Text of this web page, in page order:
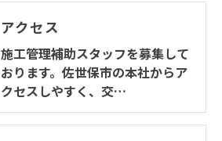
アクセス
施工管理補助スタッフを募集して
おります。佐世保市の本社からア
クセスしやすく、交…